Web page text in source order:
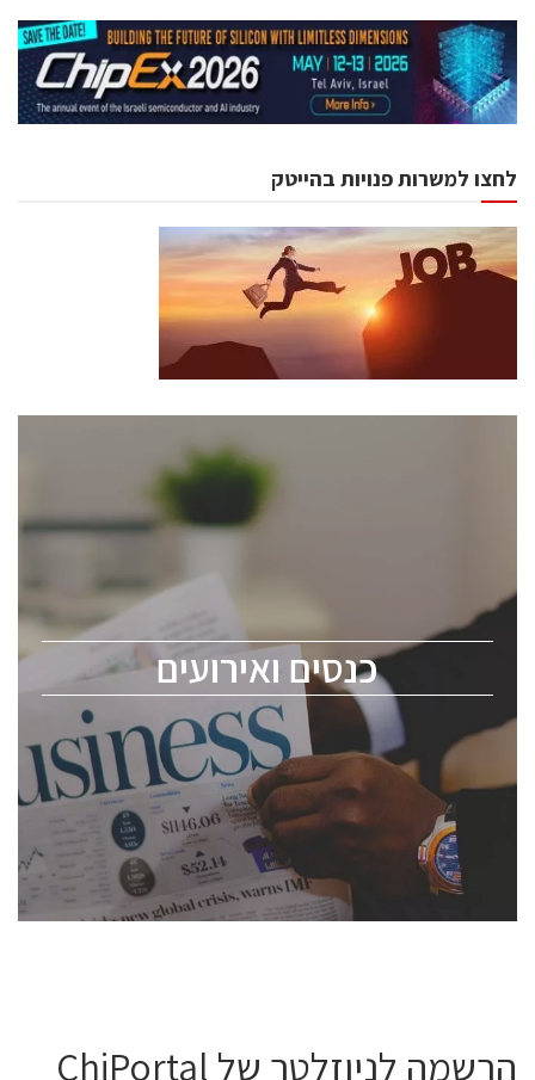
לחצו למשרות פנויות בהייטק
כנסים ואירועים
כנסים ואירועים
לכל העוסקים בתעשיית הסמיקונדקטור כולל מהנדסים,
מומחים מקצועיים ובכירים.
ChipEx2026 will be held on May 12-13, 2026. The
conference is intended for everyone involved in the
semiconductor industry, including engineers,
professional experts, and senior executives.
לחץ לפרטים
הרשמה לניוזלטר של ChiPortal